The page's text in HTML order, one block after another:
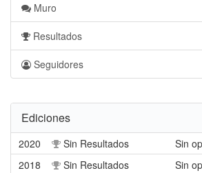
Muro
Resultados
Seguidores
Ediciones
2020 Sin Resultados
Sin
2018
Sin Resultados
Sin